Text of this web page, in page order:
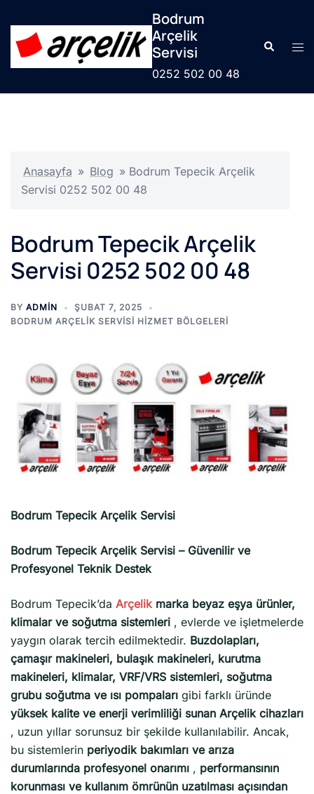
atla
Bodrum
Arçelik
Servisi
0252 502 00 48
Search
Anasayfa » Blog » Bodrum Tepecik Arçelik
Servisi 0252 502 00 48
Bodrum Tepecik Arçelik
Servisi 0252 502 00 48
BY ADMIN
ŞUBAT 7, 2025
BODRUM ARÇELIK SERVISI HIZMET BÖLGELERI
Bodrum Tepecik Arçelik Servisi
Bodrum Tepecik Arçelik Servisi – Güvenilir ve
Profesyonel Teknik Destek
Bodrum Tepecik’da Arçelik marka beyaz eşya ürünler,
klimalar ve soğutma sistemleri , evlerde ve işletmelerde
yaygın olarak tercih edilmektedir. Buzdolapları,
çamaşır makineleri, bulaşık makineleri, kurutma
makineleri, klimalar, VRF/VRS sistemleri, soğutma
grubu soğutma ve ısı pompaları gibi farklı üründe
yüksek kalite ve enerji verimliliği sunan Arçelik cihazları
, uzun yıllar sorunsuz bir şekilde kullanılabilir. Ancak,
bu sistemlerin periyodik bakımları ve arıza
durumlarında profesyonel onarımı , performansının
korunması ve kullanım ömrünün uzatılması açısından